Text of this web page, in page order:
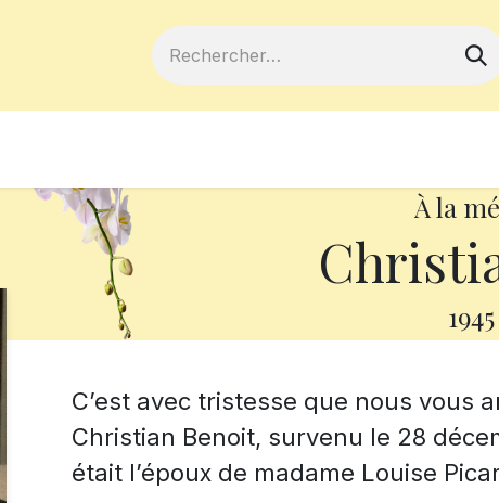
À la
1945
C’est avec tristesse que nous vous
Christian Benoit, survenu le 28
était l’époux de madame Louise